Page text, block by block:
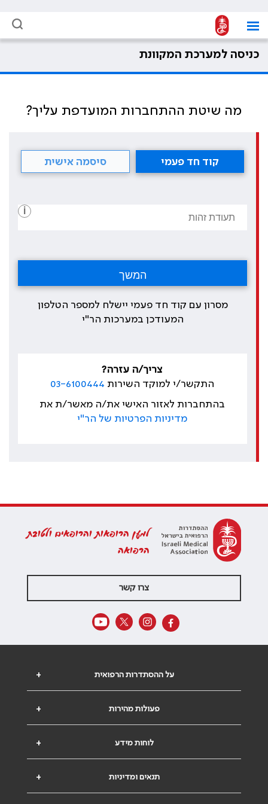
כניסה למערכת המקוונת
מה שיטת ההתחברות המועדפת עליך?
קוד חד פעמי סיסמה אישית
i
מסרון עם קוד חד פעמי יישלח למספר הטלפון
המעודכן במערכות הר"י
צריך/ה עזרה?
התקשר/י למוקד השירות 03-6100444
בהתחברות לאזור האישי את/ה מאשר/ת את
מדיניות הפרטיות של הר"י
למען הרופאות והרופאים ולטובת
הרפואה
צרו קשר
+ על ההסתדרות הרפואית
+ פעולות מהירות
+ לוחות מידע
+ תנאים ומדיניות